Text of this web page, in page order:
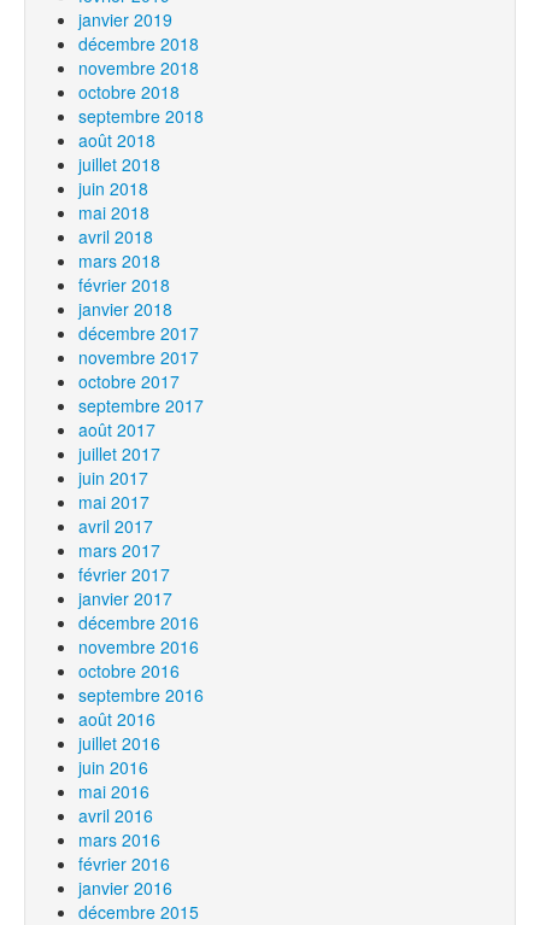
janvier 2019
décembre 2018
novembre 2018
octobre 2018
septembre 2018
août 2018
juillet 2018
juin 2018
mai 2018
avril 2018
mars 2018
février 2018
janvier 2018
décembre 2017
novembre 2017
octobre 2017
septembre 2017
août 2017
juillet 2017
juin 2017
mai 2017
avril 2017
mars 2017
février 2017
janvier 2017
décembre 2016
novembre 2016
octobre 2016
septembre 2016
août 2016
juillet 2016
juin 2016
mai 2016
avril 2016
mars 2016
février 2016
janvier 2016
décembre 2015